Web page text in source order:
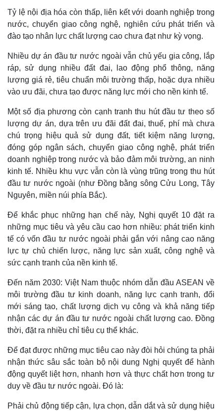
Tỷ lệ nội địa hóa còn thấp, liên kết với doanh nghiệp trong
nước, chuyển giao công nghệ, nghiên cứu phát triển và
đào tạo nhân lực chất lượng cao chưa đạt như kỳ vọng.
Nhiều dự án đầu tư nước ngoài vẫn chủ yếu gia công, lắp
ráp, sử dụng nhiều đất đai, lao động phổ thông, năng
lượng giá rẻ, tiêu chuẩn môi trường thấp, hoặc dựa nhiều
vào ưu đãi, chưa tạo được năng lực mới cho nền kinh tế.
Một số địa phương còn cạnh tranh thu hút đầu tư theo số
lượng dự án, dựa trên ưu đãi đất đai, thuế, phí mà chưa
chú trọng hiệu quả sử dụng đất, tiết kiệm năng lượng,
đóng góp ngân sách, chuyển giao công nghệ, phát triển
doanh nghiệp trong nước và bảo đảm môi trường, an ninh
kinh tế. Nhiều khu vực vẫn còn là vùng trũng trong thu hút
đầu tư nước ngoài (như Đồng bằng sông Cửu Long, Tây
Nguyên, miền núi phía Bắc).
Để khắc phục những hạn chế này, Nghị quyết 10 đặt ra
những mục tiêu và yêu cầu cao hơn nhiều: phát triển kinh
tế có vốn đầu tư nước ngoài phải gắn với nâng cao năng
lực tự chủ chiến lược, năng lực sản xuất, công nghệ và
sức cạnh tranh của nền kinh tế.
Đến năm 2030: Việt Nam thuộc nhóm dẫn đầu ASEAN về
môi trường đầu tư kinh doanh, năng lực cạnh tranh, đổi
mới sáng tạo, chất lượng dịch vụ công và khả năng tiếp
nhận các dự án đầu tư nước ngoài chất lượng cao. Đồng
thời, đặt ra nhiều chỉ tiêu cụ thể khác.
Để đạt được những mục tiêu cao này đòi hỏi chúng ta phải
nhận thức sâu sắc toàn bộ nội dung Nghị quyết để hành
động quyết liệt hơn, nhanh hơn và thực chất hơn trong tư
duy về đầu tư nước ngoài. Đó là:
Phải chủ động tiếp cận, lựa chọn, dẫn dắt và sử dụng hiệu